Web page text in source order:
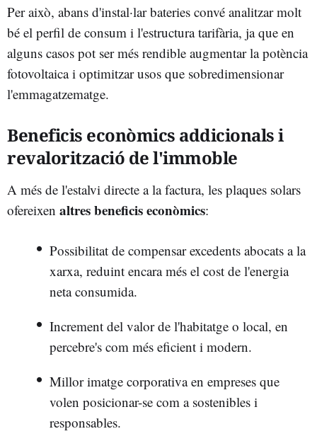
Per això, abans d'instal·lar bateries convé analitzar molt
bé el perfil de consum i l'estructura tarifària, ja que en
alguns casos pot ser més rendible augmentar la potència
fotovoltaica i optimitzar usos que sobredimensionar
l'emmagatzematge.
Beneficis econòmics addicionals i
revalorització de l'immoble
A més de l'estalvi directe a la factura, les plaques solars
ofereixen altres beneficis econòmics:
Possibilitat de compensar excedents abocats a la
xarxa, reduint encara més el cost de l'energia
neta consumida.
Increment del valor de l'habitatge o local, en
percebre's com més eficient i modern.
Millor imatge corporativa en empreses que
volen posicionar-se com a sostenibles i
responsables.